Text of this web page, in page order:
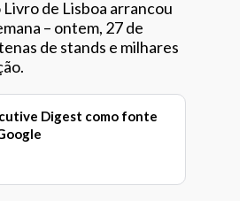
Livro de Lisboa arrancou
– ontem, 27 de
de stands e milhares
Digest como fonte